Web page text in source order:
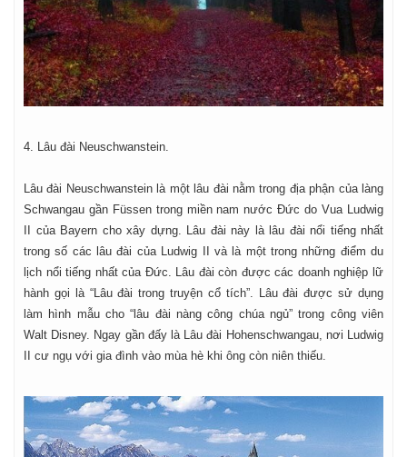
4. Lâu đài Neuschwanstein.
Lâu đài Neuschwanstein là một lâu đài nằm trong địa phận của làng
Schwangau gần Füssen trong miền nam nước Đức do Vua Ludwig
II của Bayern cho xây dựng. Lâu đài này là lâu đài nổi tiếng nhất
trong số các lâu đài của Ludwig II và là một trong những điểm du
lịch nổi tiếng nhất của Đức. Lâu đài còn được các doanh nghiệp lữ
hành gọi là “Lâu đài trong truyện cổ tích”. Lâu đài được sử dụng
làm hình mẫu cho “lâu đài nàng công chúa ngủ” trong công viên
Walt Disney. Ngay gần đấy là Lâu đài Hohenschwangau, nơi Ludwig
II cư ngụ với gia đình vào mùa hè khi ông còn niên thiếu.